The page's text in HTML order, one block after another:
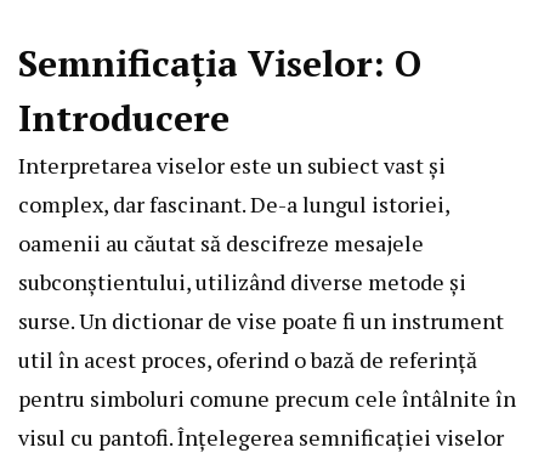
Semnificația Viselor: O
Introducere
Interpretarea viselor este un subiect vast și
complex, dar fascinant. De-a lungul istoriei,
oamenii au căutat să descifreze mesajele
subconștientului, utilizând diverse metode și
surse. Un dictionar de vise poate fi un instrument
util în acest proces, oferind o bază de referință
pentru simboluri comune precum cele întâlnite în
visul cu pantofi. Înțelegerea semnificației viselor